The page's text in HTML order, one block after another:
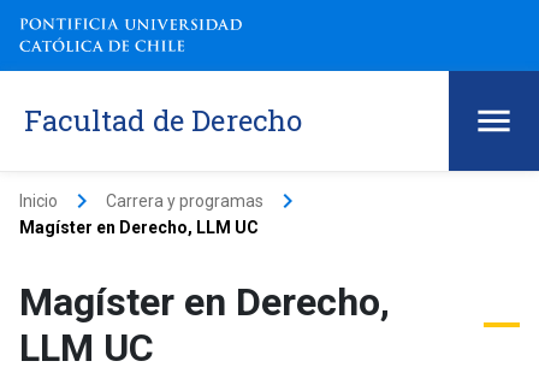
Facultad de Derecho
Inicio keyboard_arrow_right Carrera y programas keyboard_arrow_right
Magíster en Derecho, LLM UC
Magíster en Derecho,
LLM UC